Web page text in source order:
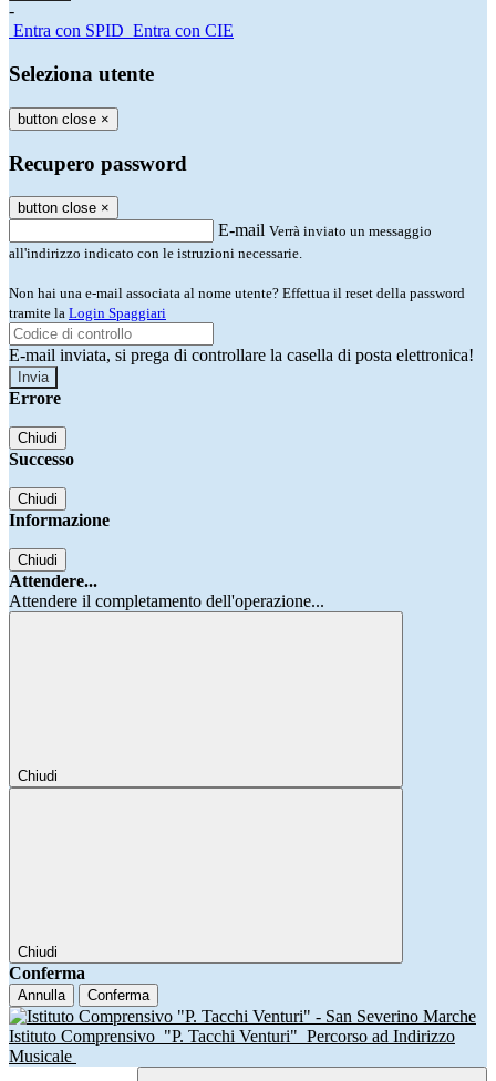
-
Entra con SPID Entra con CIE
Seleziona utente
button close ×
Recupero password
button close ×
E-mail Verrà inviato un messaggio
all'indirizzo indicato con le istruzioni necessarie.
Non hai una e-mail associata al nome utente? Effettua il reset della password
tramite la Login Spaggiari
E-mail inviata, si prega di controllare la casella di posta elettronica!
Errore
Chiudi
Successo
Chiudi
Informazione
Chiudi
Attendere...
Attendere il completamento dell'operazione...
Chiudi
Chiudi
Conferma
Annulla Conferma
Istituto Comprensivo "P. Tacchi Venturi" Percorso ad Indirizzo
Musicale